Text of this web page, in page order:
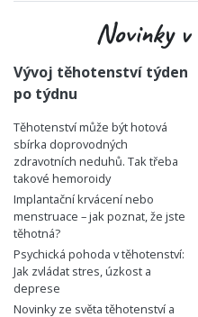
Novinky
Vývoj těhotenství týden
po týdnu
Těhotenství může být hotová
sbírka doprovodných
zdravotních neduhů. Tak třeba
takové hemoroidy
Implantační krvácení nebo
menstruace – jak poznat, že jste
těhotná?
Psychická pohoda v těhotenství:
Jak zvládat stres, úzkost a
deprese
Novinky ze světa těhotenství a